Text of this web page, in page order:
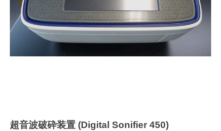
超音波破砕装置 (Digital Sonifier 450)